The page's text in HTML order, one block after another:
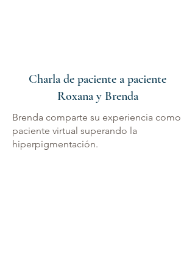
Charla de paciente a paciente
Roxana y Brenda
Brenda comparte su experiencia como
paciente virtual superando la
hiperpigmentación.